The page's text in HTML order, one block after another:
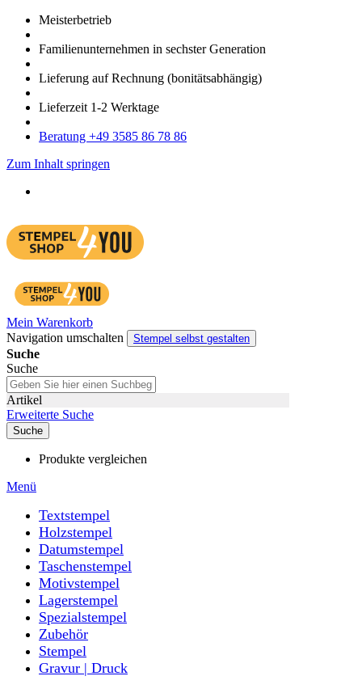
Meister­betrieb
Familien­unter­nehmen in sechster Gene­ration
Lieferung auf Rech­nung (bonitätsabhängig)
Liefer­zeit 1-2 Werk­tage
Bera­tung +49 3585 86 78 86
Zum Inhalt springen
Mein Warenkorb
Navigation umschalten
Stempel selbst gestalten
Suche
Suche
Artikel
Erweiterte Suche
Suche
Produkte vergleichen
Menü
Textstempel
Holzstempel
Datumstempel
Taschenstempel
Motivstempel
Lagerstempel
Spezialstempel
Zubehör
Stempel
Gravur | Druck